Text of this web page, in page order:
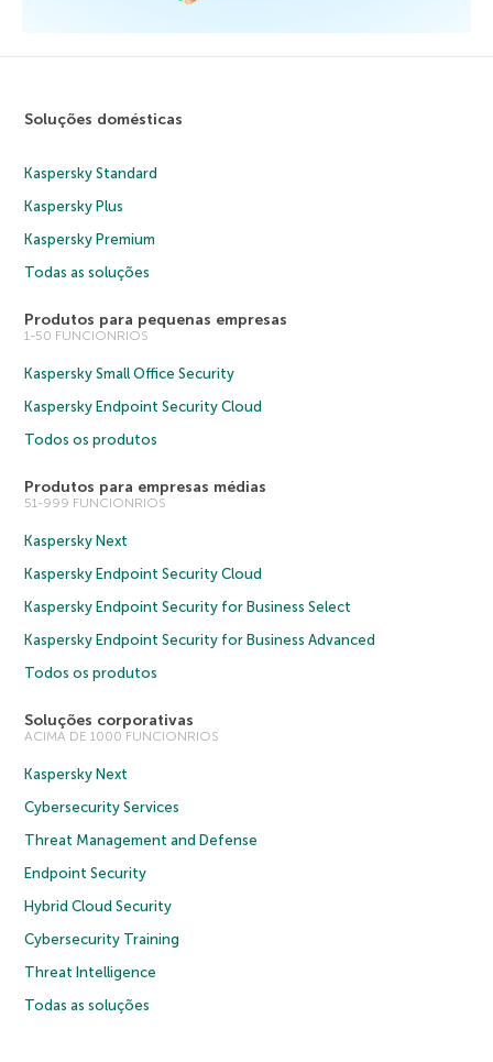
Soluções domésticas
Kaspersky Standard
Kaspersky Plus
Kaspersky Premium
Todas as soluções
Produtos para pequenas empresas
1-50 FUNCIONRIOS
Kaspersky Small Office Security
Kaspersky Endpoint Security Cloud
Todos os produtos
Produtos para empresas médias
51-999 FUNCIONRIOS
Kaspersky Next
Kaspersky Endpoint Security Cloud
Kaspersky Endpoint Security for Business Select
Kaspersky Endpoint Security for Business Advanced
Todos os produtos
Soluções corporativas
ACIMA DE 1000 FUNCIONRIOS
Kaspersky Next
Cybersecurity Services
Threat Management and Defense
Endpoint Security
Hybrid Cloud Security
Cybersecurity Training
Threat Intelligence
Todas as soluções